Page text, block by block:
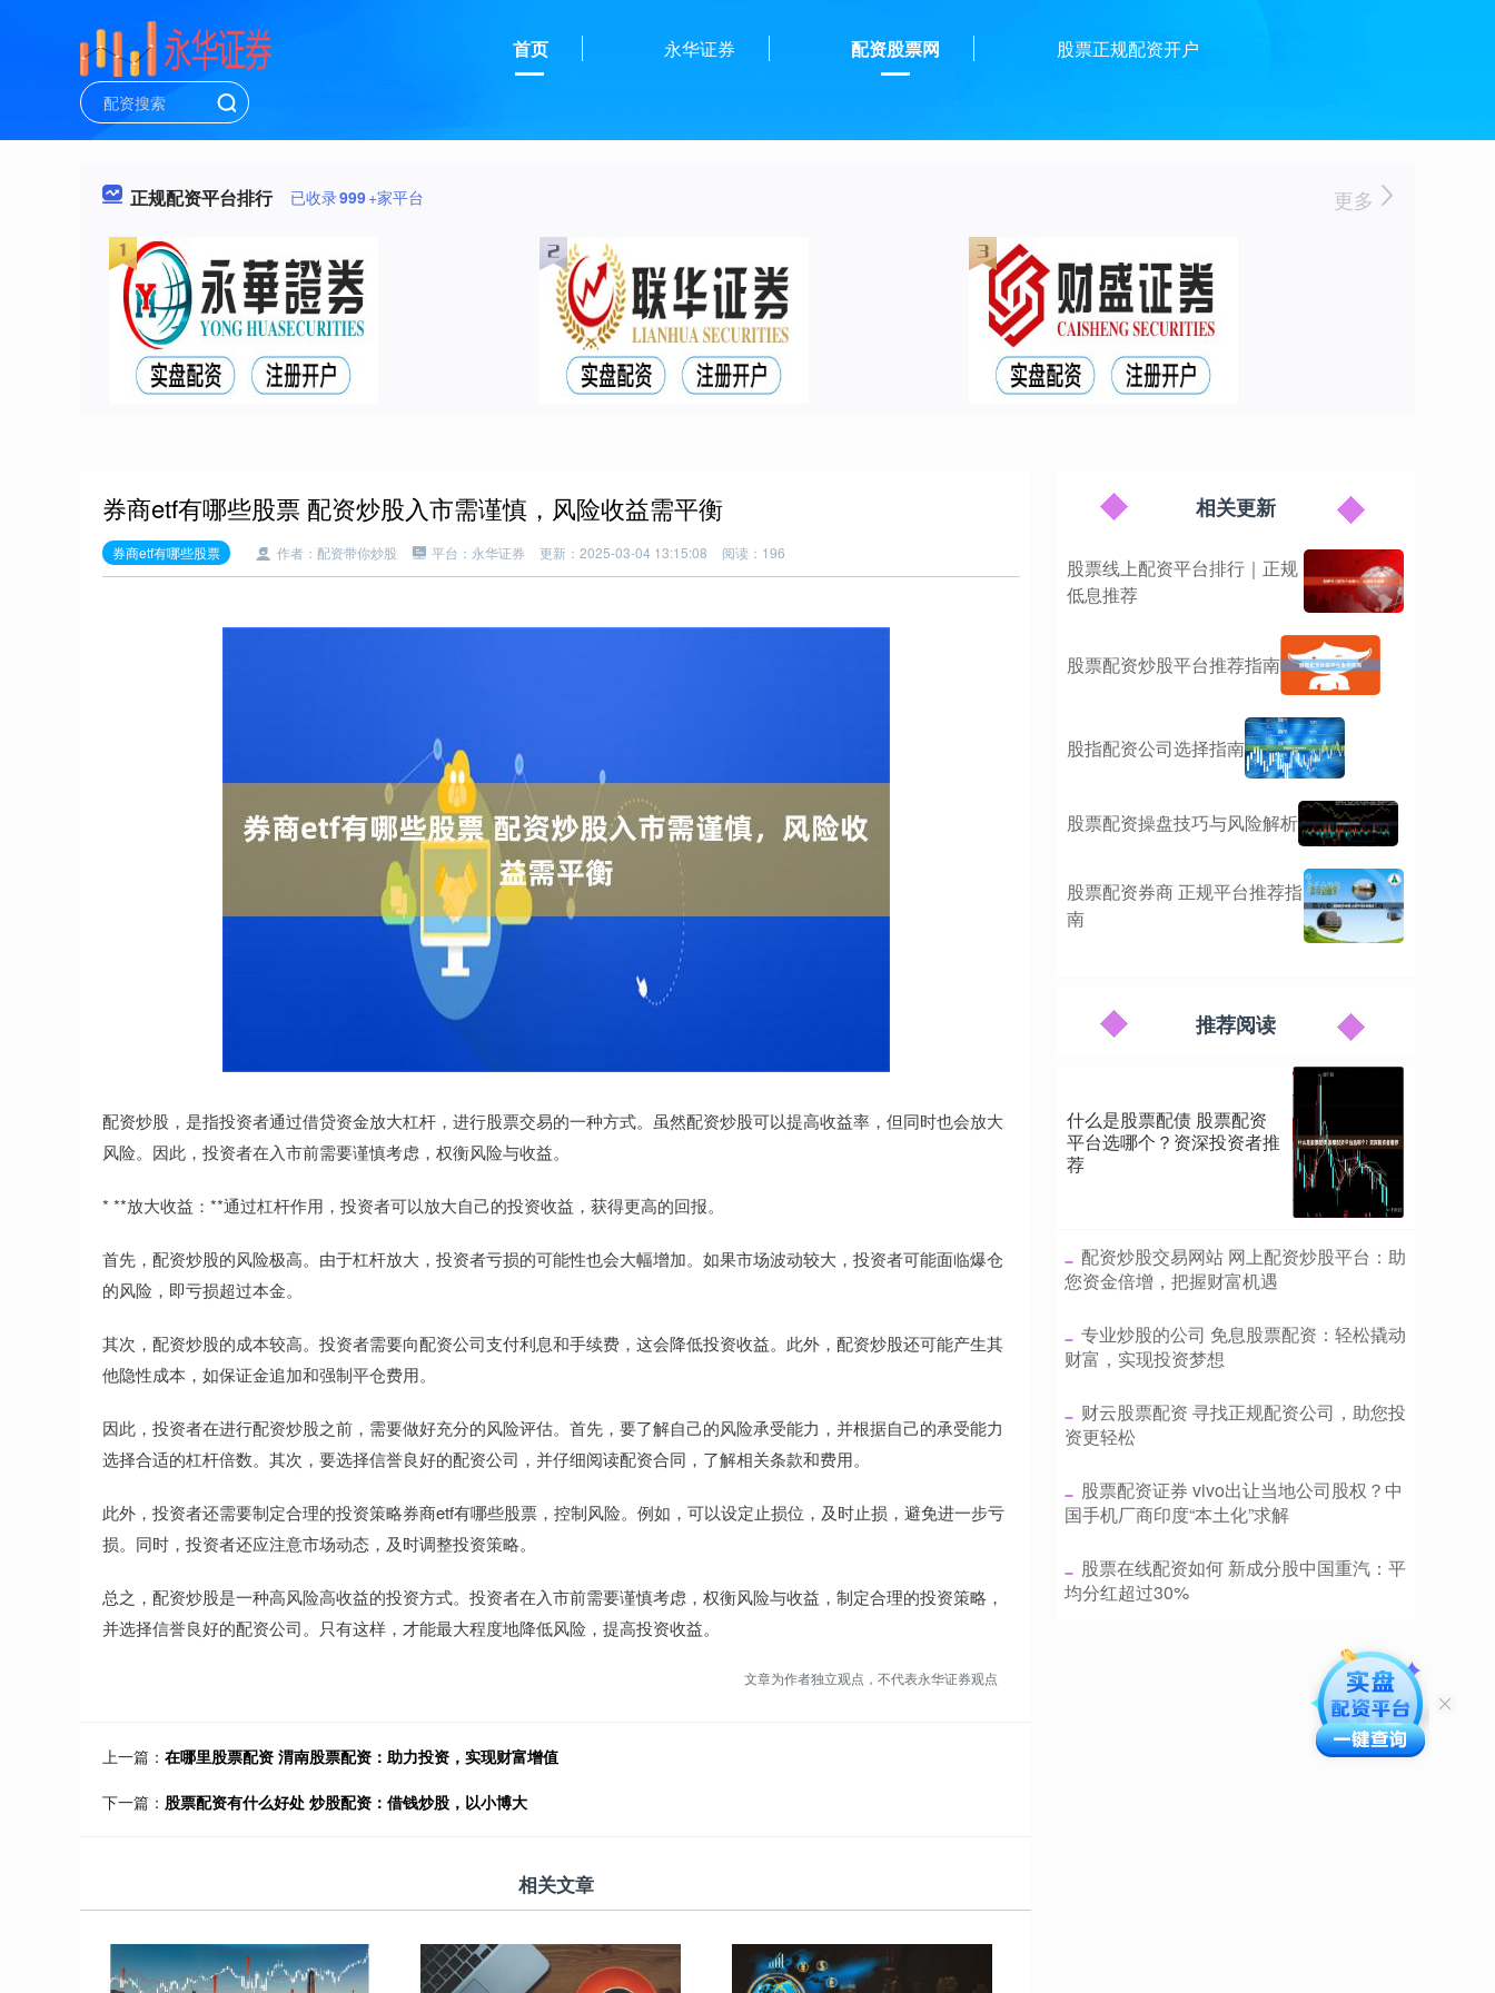
首页 永华证券 配资股票网 股票正规配资开户
正规配资平台排行 已收录999+家平台 更多
券商etf有哪些股票 配资炒股入市需谨慎，风险收益需平衡
券商etf有哪些股票 作者：配资带你炒股 平台：永华证券 更新：2025-03-04 13:15:08 阅读：196
配资炒股，是指投资者通过借贷资金放大杠杆，进行股票交易的一种方式。虽然配资炒股可以提高收益率，但同时也会放大
风险。因此，投资者在入市前需要谨慎考虑，权衡风险与收益。
* **放大收益：**通过杠杆作用，投资者可以放大自己的投资收益，获得更高的回报。
首先，配资炒股的风险极高。由于杠杆放大，投资者亏损的可能性也会大幅增加。如果市场波动较大，投资者可能面临爆仓
的风险，即亏损超过本金。
其次，配资炒股的成本较高。投资者需要向配资公司支付利息和手续费，这会降低投资收益。此外，配资炒股还可能产生其
他隐性成本，如保证金追加和强制平仓费用。
因此，投资者在进行配资炒股之前，需要做好充分的风险评估。首先，要了解自己的风险承受能力，并根据自己的承受能力
选择合适的杠杆倍数。其次，要选择信誉良好的配资公司，并仔细阅读配资合同，了解相关条款和费用。
此外，投资者还需要制定合理的投资策略券商etf有哪些股票，控制风险。例如，可以设定止损位，及时止损，避免进一步亏
损。同时，投资者还应注意市场动态，及时调整投资策略。
总之，配资炒股是一种高风险高收益的投资方式。投资者在入市前需要谨慎考虑，权衡风险与收益，制定合理的投资策略，
并选择信誉良好的配资公司。只有这样，才能最大程度地降低风险，提高投资收益。
文章为作者独立观点，不代表永华证券观点
上一篇： 在哪里股票配资 渭南股票配资：助力投资，实现财富增值
下一篇： 股票配资有什么好处 炒股配资：借钱炒股，以小博大
相关文章
相关更新
股票线上配资平台排行｜正规
低息推荐
股票配资炒股平台推荐指南
股指配资公司选择指南
股票配资操盘技巧与风险解析
股票配资券商 正规平台推荐指
南
推荐阅读
什么是股票配债 股票配资
平台选哪个？资深投资者推
荐
​配资炒股交易网站 网上配资炒股平台：助
您资金倍增，把握财富机遇
​专业炒股的公司 免息股票配资：轻松撬动
财富，实现投资梦想
​财云股票配资 寻找正规配资公司，助您投
资更轻松
​股票配资证券 vivo出让当地公司股权？中
国手机厂商印度“本土化”求解
​股票在线配资如何 新成分股中国重汽：平
均分红超过30%